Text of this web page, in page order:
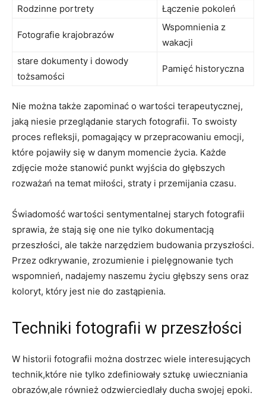
Rodzinne portrety
Łączenie pokoleń
Fotografie ‍krajobrazów
Wspomnienia⁣ z
wakacji
stare dokumenty i dowody
tożsamości
Pamięć historyczna
Nie można‌ także zapominać o wartości terapeutycznej,
jaką niesie przeglądanie starych fotografii. To swoisty
proces refleksji, pomagający w przepracowaniu emocji,
które pojawiły się w danym momencie życia. Każde
zdjęcie⁤ może stanowić punkt wyjścia do‌ głębszych
rozważań na temat miłości, straty i przemijania czasu.
Świadomość wartości sentymentalnej starych fotografii
sprawia, że stają się one nie tylko dokumentacją
przeszłości, ale także narzędziem budowania​ przyszłości.
Przez odkrywanie, zrozumienie i pielęgnowanie tych
wspomnień, nadajemy naszemu życiu‌ głębszy sens oraz
‌koloryt, który jest nie do ‍zastąpienia.
Techniki fotografii w przeszłości
W historii fotografii można dostrzec wiele ⁤interesujących
technik,które nie tylko zdefiniowały sztukę uwieczniania⁢
obrazów,ale również odzwierciedlały ducha swojej ‌epoki.